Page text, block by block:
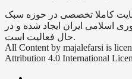
کاملا تخصصی در حوزه سبک
اسلامی ایران ایجاد شده و در
حال فعالیت است.
All Content by majalefarsi is
Attribution 4.0 International